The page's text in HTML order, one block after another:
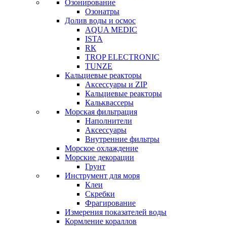
Озонирование
Озонатры
Долив воды и осмос
AQUA MEDIC
ISTA
RК
TROP ELECTRONIC
TUNZE
Кальциевые реакторы
Аксессуары и ZIP
Кальциевые реакторы
Кальквассеры
Морская фильтрация
Наполнители
Аксессуары
Внутренние фильтры
Морское охлаждение
Морские декорации
Грунт
Инструмент для моря
Клеи
Скребки
Фрагирование
Измерения показателей воды
Кормление кораллов